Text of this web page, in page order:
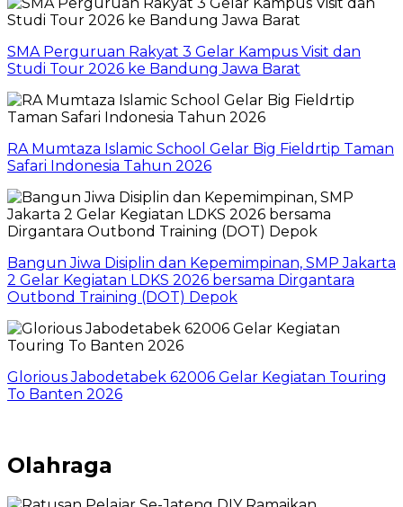
SMA Perguruan Rakyat 3 Gelar Kampus Visit dan
Studi Tour 2026 ke Bandung Jawa Barat
RA Mumtaza Islamic School Gelar Big Fieldrtip Taman
Safari Indonesia Tahun 2026
Bangun Jiwa Disiplin dan Kepemimpinan, SMP Jakarta
2 Gelar Kegiatan LDKS 2026 bersama Dirgantara
Outbond Training (DOT) Depok
Glorious Jabodetabek 62006 Gelar Kegiatan Touring
To Banten 2026
Olahraga